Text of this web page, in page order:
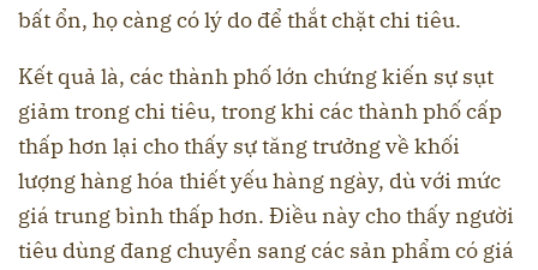
bất ổn, họ càng có lý do để thắt chặt chi tiêu.
Kết quả là, các thành phố lớn chứng kiến sự sụt
giảm trong chi tiêu, trong khi các thành phố cấp
thấp hơn lại cho thấy sự tăng trưởng về khối
lượng hàng hóa thiết yếu hàng ngày, dù với mức
giá trung bình thấp hơn. Điều này cho thấy người
tiêu dùng đang chuyển sang các sản phẩm có giá